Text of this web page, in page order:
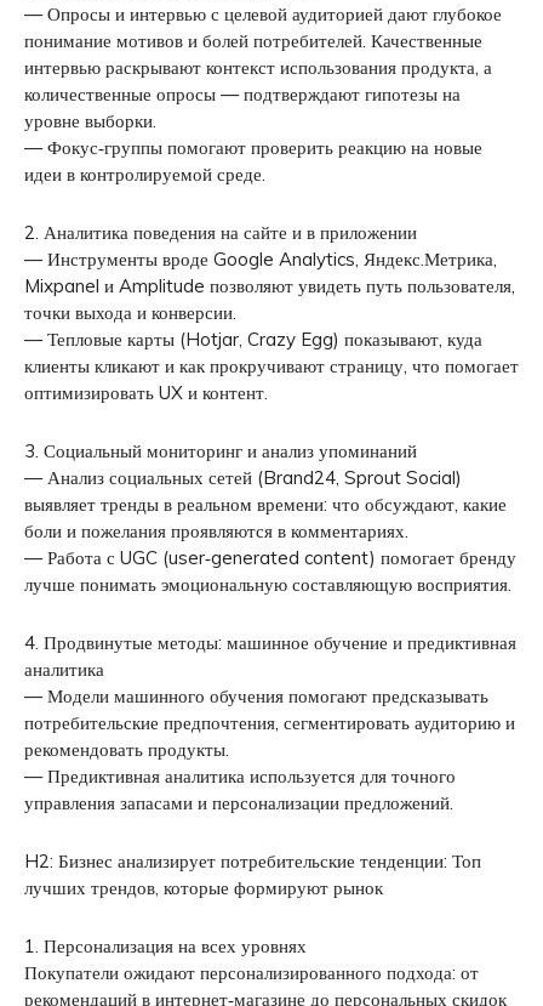
— Опросы и интервью с целевой аудиторией дают глубокое
понимание мотивов и болей потребителей. Качественные
интервью раскрывают контекст использования продукта, а
количественные опросы — подтверждают гипотезы на
уровне выборки.
— Фокус‑группы помогают проверить реакцию на новые
идеи в контролируемой среде.
2. Аналитика поведения на сайте и в приложении
— Инструменты вроде Google Analytics, Яндекс.Метрика,
Mixpanel и Amplitude позволяют увидеть путь пользователя,
точки выхода и конверсии.
— Тепловые карты (Hotjar, Crazy Egg) показывают, куда
клиенты кликают и как прокручивают страницу, что помогает
оптимизировать UX и контент.
3. Социальный мониторинг и анализ упоминаний
— Анализ социальных сетей (Brand24, Sprout Social)
выявляет тренды в реальном времени: что обсуждают, какие
боли и пожелания проявляются в комментариях.
— Работа с UGC (user‑generated content) помогает бренду
лучше понимать эмоциональную составляющую восприятия.
4. Продвинутые методы: машинное обучение и предиктивная
аналитика
— Модели машинного обучения помогают предсказывать
потребительские предпочтения, сегментировать аудиторию и
рекомендовать продукты.
— Предиктивная аналитика используется для точного
управления запасами и персонализации предложений.
H2: Бизнес анализирует потребительские тенденции: Топ
лучших трендов, которые формируют рынок
1. Персонализация на всех уровнях
Покупатели ожидают персонализированного подхода: от
рекомендаций в интернет‑магазине до персональных скидок